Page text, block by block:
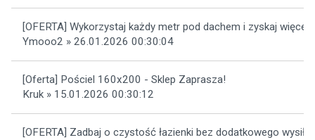
[OFERTA] Wykorzystaj każdy metr pod dachem i zyskaj więcej
Ymooo2 » 26.01.2026 00:30:04
[Oferta] Pościel 160x200 - Sklep Zaprasza!
Kruk » 15.01.2026 00:30:12
[OFERTA] Zadbaj o czystość łazienki bez dodatkowego wysiłku